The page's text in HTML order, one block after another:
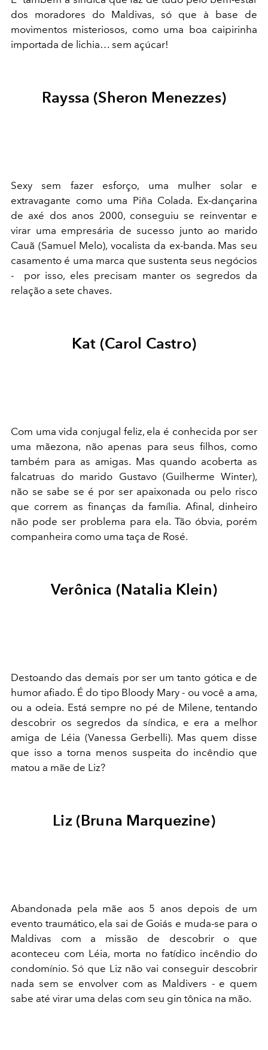
dos moradores do Maldivas, só que à base de
movimentos misteriosos, como uma boa caipirinha
importada de lichia… sem açúcar!
Rayssa (Sheron Menezzes)
Sexy sem fazer esforço, uma mulher solar e
extravagante como uma Piña Colada. Ex-dançarina
de axé dos anos 2000, conseguiu se reinventar e
virar uma empresária de sucesso junto ao marido
Cauã (Samuel Melo), vocalista da ex-banda. Mas seu
casamento é uma marca que sustenta seus negócios
- por isso, eles precisam manter os segredos da
relação a sete chaves.
Kat (Carol Castro)
Com uma vida conjugal feliz, ela é conhecida por ser
uma mãezona, não apenas para seus filhos, como
também para as amigas. Mas quando acoberta as
falcatruas do marido Gustavo (Guilherme Winter),
não se sabe se é por ser apaixonada ou pelo risco
que correm as finanças da família. Afinal, dinheiro
não pode ser problema para ela. Tão óbvia, porém
companheira como uma taça de Rosé.
Verônica (Natalia Klein)
Destoando das demais por ser um tanto gótica e de
humor afiado. É do tipo Bloody Mary - ou você a ama,
ou a odeia. Está sempre no pé de Milene, tentando
descobrir os segredos da síndica, e era a melhor
amiga de Léia (Vanessa Gerbelli). Mas quem disse
que isso a torna menos suspeita do incêndio que
matou a mãe de Liz?
Liz (Bruna Marquezine)
Abandonada pela mãe aos 5 anos depois de um
evento traumático, ela sai de Goiás e muda-se para o
Maldivas com a missão de descobrir o que
aconteceu com Léia, morta no fatídico incêndio do
condomínio. Só que Liz não vai conseguir descobrir
nada sem se envolver com as Maldivers - e quem
sabe até virar uma delas com seu gin tônica na mão.